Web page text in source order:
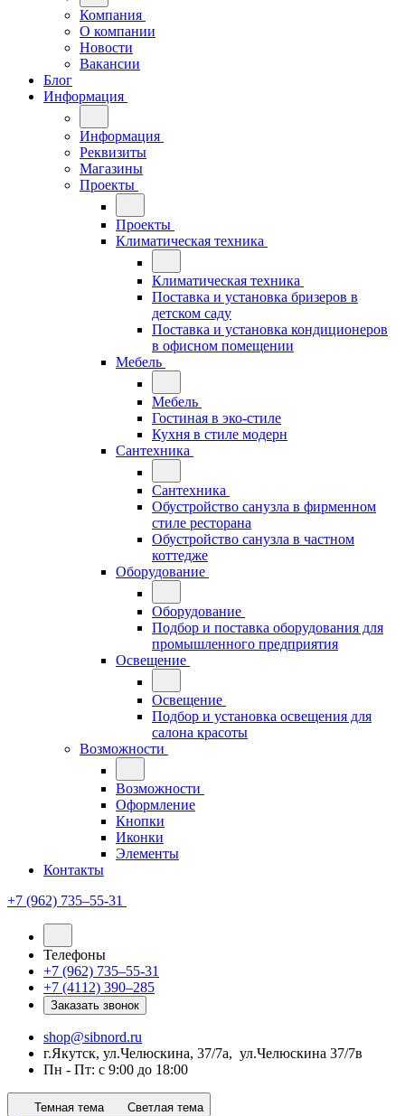
Компания
О компании
Новости
Вакансии
Блог
Информация
Информация
Реквизиты
Магазины
Проекты
Проекты
Климатическая техника
Климатическая техника
Поставка и установка бризеров в
детском саду
Поставка и установка кондиционеров
в офисном помещении
Мебель
Мебель
Гостиная в эко-стиле
Кухня в стиле модерн
Сантехника
Сантехника
Обустройство санузла в фирменном
стиле ресторана
Обустройство санузла в частном
коттедже
Оборудование
Оборудование
Подбор и поставка оборудования для
промышленного предприятия
Освещение
Освещение
Подбор и установка освещения для
салона красоты
Возможности
Возможности
Оформление
Кнопки
Иконки
Элементы
Контакты
+7 (962) 735‒55-31
Телефоны
+7 (962) 735‒55-31
+7 (4112) 390‒285
Заказать звонок
shop@sibnord.ru
​г.Якутск, ул.Челюскина, 37/7а, ул.Челюскина 37/7в
Пн - Пт: с 9:00 до 18:00
Темная тема Светлая тема